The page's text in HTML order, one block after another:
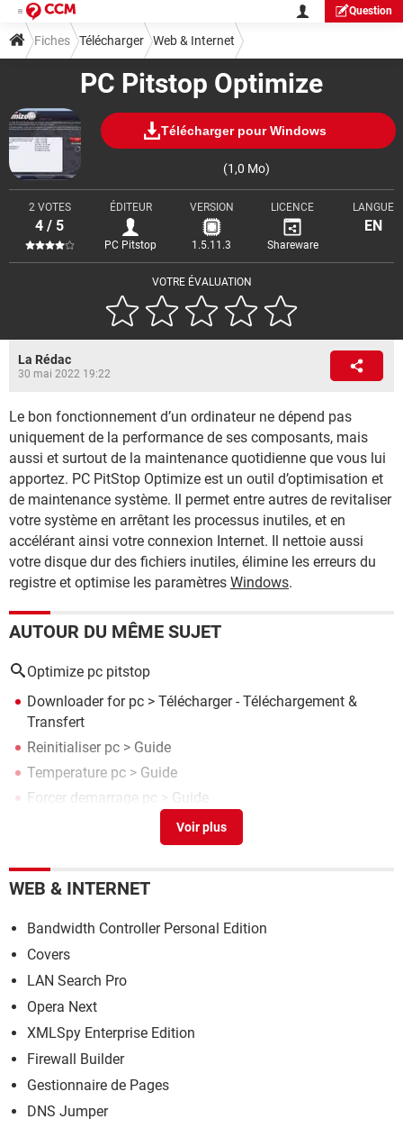
Question
PC Pitstop Optimize
Télécharger pour Windows
(1,0 Mo)
VOTRE ÉVALUATION
2 VOTES
4 / 5
ÉDITEUR
PC Pitstop
VERSION
1.5.11.3
LICENCE
Shareware
LANGUE
EN
Fiches Télécharger Web & Internet
La Rédac
30 mai 2022 19:22
Le bon fonctionnement d’un ordinateur ne dépend pas
uniquement de la performance de ses composants, mais
aussi et surtout de la maintenance quotidienne que vous lui
apportez. PC PitStop Optimize est un outil d’optimisation et
de maintenance système. Il permet entre autres de revitaliser
votre système en arrêtant les processus inutiles, et en
accélérant ainsi votre connexion Internet. Il nettoie aussi
votre disque dur des fichiers inutiles, élimine les erreurs du
registre et optimise les paramètres Windows.
AUTOUR DU MÊME SUJET
Optimize pc pitstop
Downloader for pc > Télécharger - Téléchargement &
Transfert
Reinitialiser pc > Guide
Temperature pc > Guide
Forcer demarrage pc > Guide
> Guide
WEB & INTERNET
Bandwidth Controller Personal Edition
Covers
LAN Search Pro
Opera Next
XMLSpy Enterprise Edition
Firewall Builder
Gestionnaire de Pages
DNS Jumper